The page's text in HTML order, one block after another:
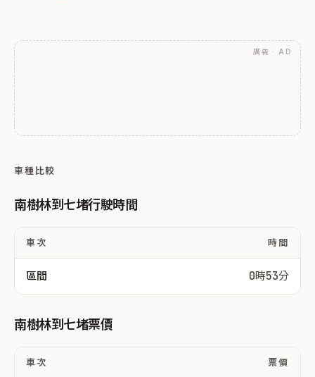
廣告 · AD
車種比較
南樹林到七堵行駛時間
車次 時間
區間 0時53分
南樹林到七堵票價
車次 票價